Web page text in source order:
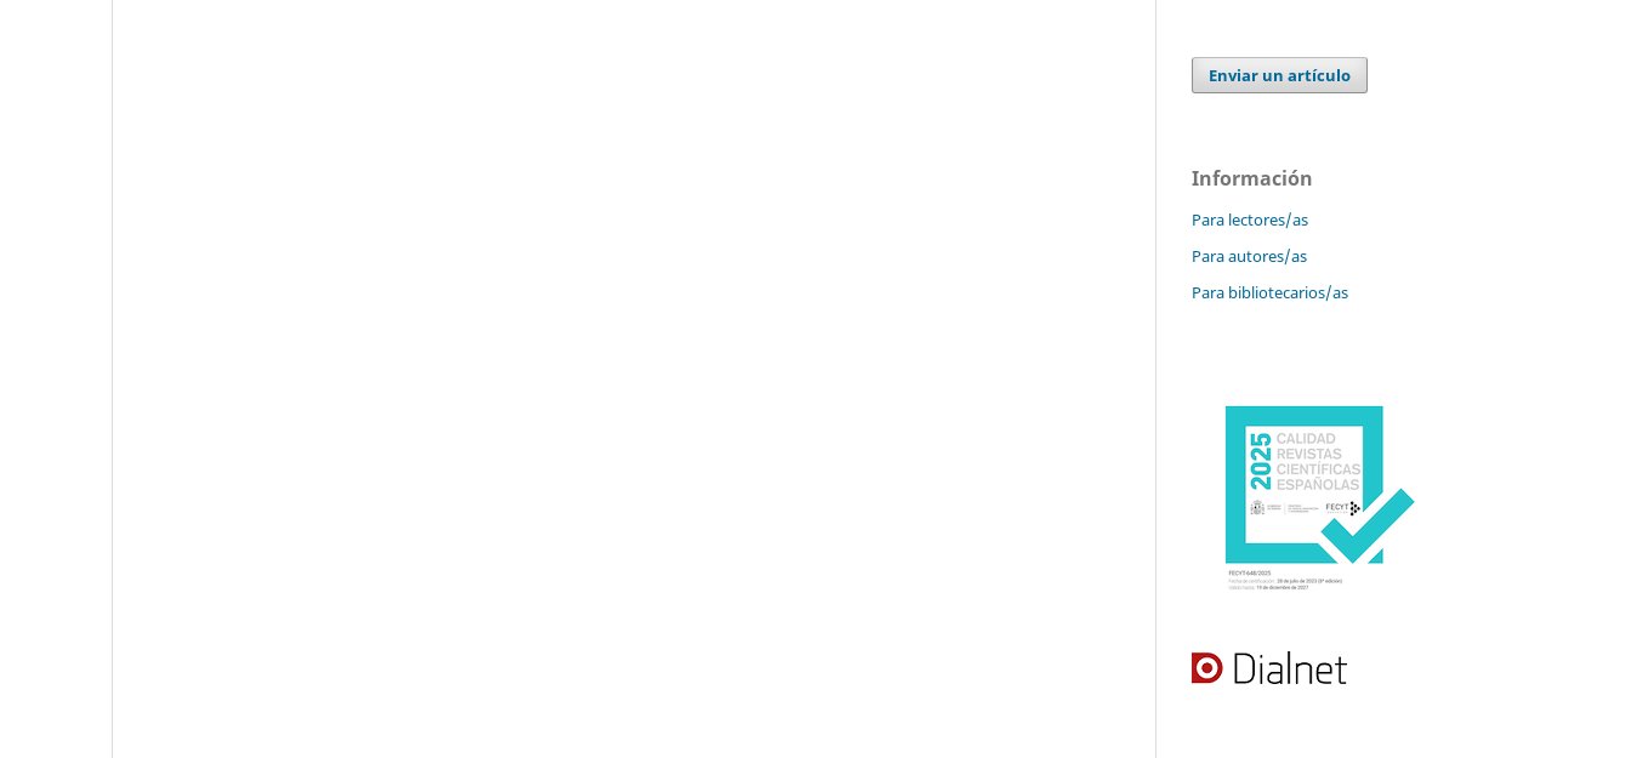
Enviar un artículo
Información
Para lectores/as
Para autores/as
Para bibliotecarios/as